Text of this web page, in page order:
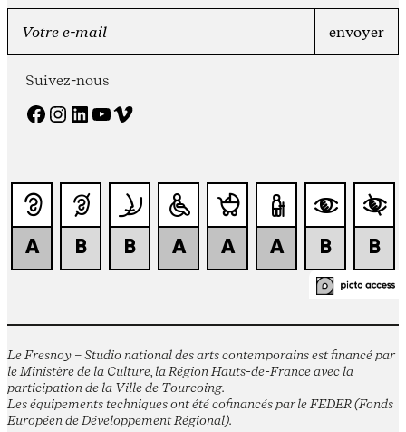
Suivez-nous
Facebook Instagram LinkedIn YouTube Vimeo
Le Fresnoy – Studio national des arts contemporains est financé par
le Ministère de la Culture, la Région Hauts-de-France avec la
participation de la Ville de Tourcoing.
Les équipements techniques ont été cofinancés par le FEDER (Fonds
Européen de Développement Régional).